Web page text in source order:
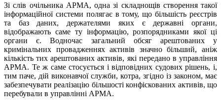
Зі слів очільника АРМА, одна зі складнощів створення такої
інформаційної системи полягає в тому, що більшість реєстрів
та баз даних, держателями яких є державні органи,
відображають саме ту інформацію, розпорядниками якої ці
органи є. Водночас загальний обсяг арештованих у
кримінальних провадженнях активів значно більший, аніж
кількість тих арештованих активів, які передано в управління
АРМА. Те ж саме стосується і відповідних судових рішень, і,
тим паче, дій виконавчої служби, котра, згідно із законом, має
забезпечувати реалізацію більшості конфіскованих активів, що
перебували в управлінні АРМА.